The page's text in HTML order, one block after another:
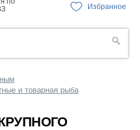
Избранное
и товарная рыба